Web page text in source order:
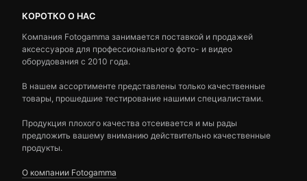
КОРОТКО О НАС
Компания Fotogamma занимается поставкой и продажей
аксессуаров для профессионального фото- и видео
оборудования с 2010 года.
В нашем ассортименте представлены только качественные
товары, прошедшие тестирование нашими специалистами.
Продукция плохого качества отсеивается и мы рады
предложить вашему вниманию действительно качественные
продукты.
О компании Fotogamma